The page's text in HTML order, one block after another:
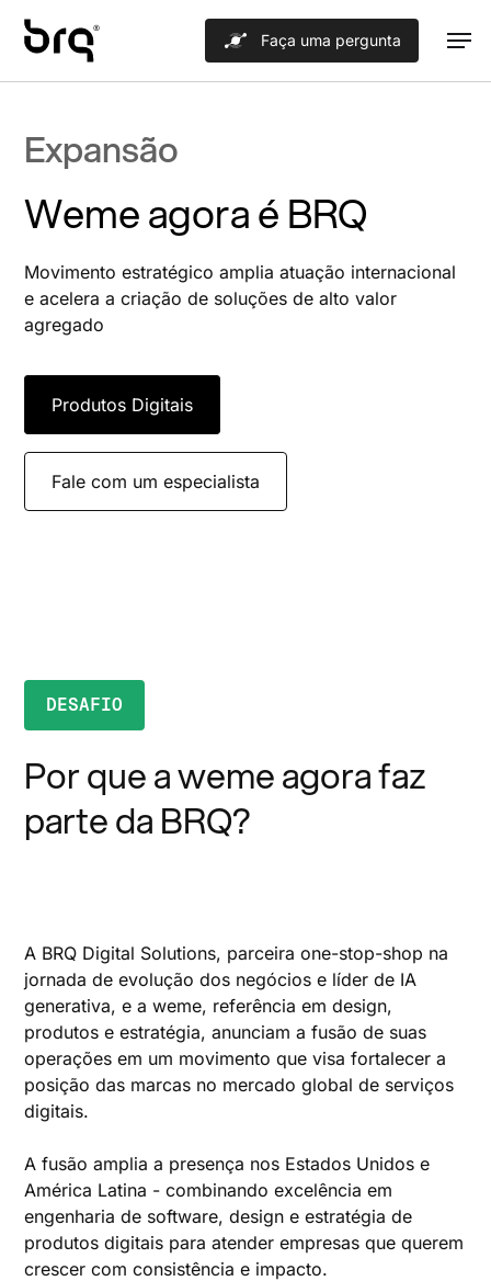
Faça uma pergunta
Expansão
Weme agora é BRQ
Movimento estratégico amplia atuação internacional
e acelera a criação de soluções de alto valor
agregado
Produtos Digitais
Fale com um especialista
DESAFIO
Por que a weme agora faz
parte da BRQ?
A BRQ Digital Solutions, parceira one-stop-shop na
jornada de evolução dos negócios e líder de IA
generativa, e a weme, referência em design,
produtos e estratégia, anunciam a fusão de suas
operações em um movimento que visa fortalecer a
posição das marcas no mercado global de serviços
digitais.
A fusão amplia a presença nos Estados Unidos e
América Latina - combinando excelência em
engenharia de software, design e estratégia de
produtos digitais para atender empresas que querem
crescer com consistência e impacto.